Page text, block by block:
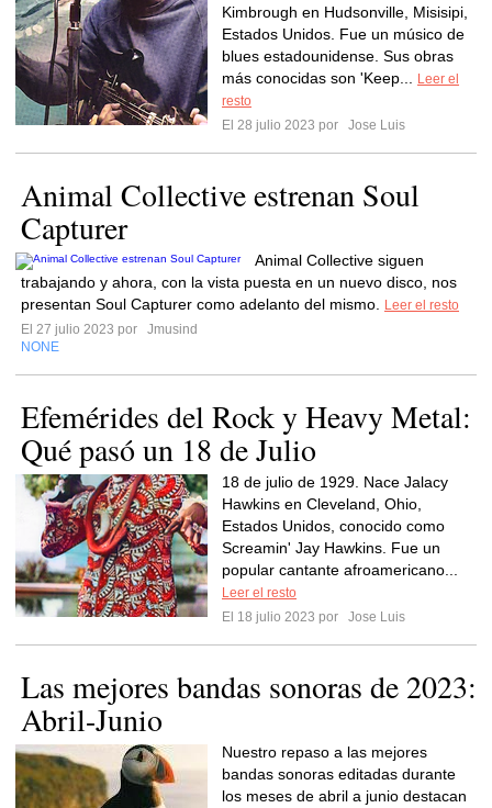
Kimbrough en Hudsonville, Misisipi,
Estados Unidos. Fue un músico de
blues estadounidense. Sus obras
más conocidas son 'Keep...
Leer el
resto
El 28 julio 2023 por
Jose Luis
Animal Collective estrenan Soul
Capturer
Animal Collective siguen
trabajando y ahora, con la vista puesta en un nuevo disco, nos
presentan Soul Capturer como adelanto del mismo.
Leer el resto
El 27 julio 2023 por
Jmusind
NONE
Efemérides del Rock y Heavy Metal:
Qué pasó un 18 de Julio
18 de julio de 1929. Nace Jalacy
Hawkins en Cleveland, Ohio,
Estados Unidos, conocido como
Screamin' Jay Hawkins. Fue un
popular cantante afroamericano...
Leer el resto
El 18 julio 2023 por
Jose Luis
Las mejores bandas sonoras de 2023:
Abril-Junio
Nuestro repaso a las mejores
bandas sonoras editadas durante
los meses de abril a junio destacan